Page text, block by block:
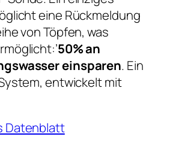
eine Rückmeldung
von Töpfen, was
50% an
einsparen. Ein
entwickelt mit
Datenblatt